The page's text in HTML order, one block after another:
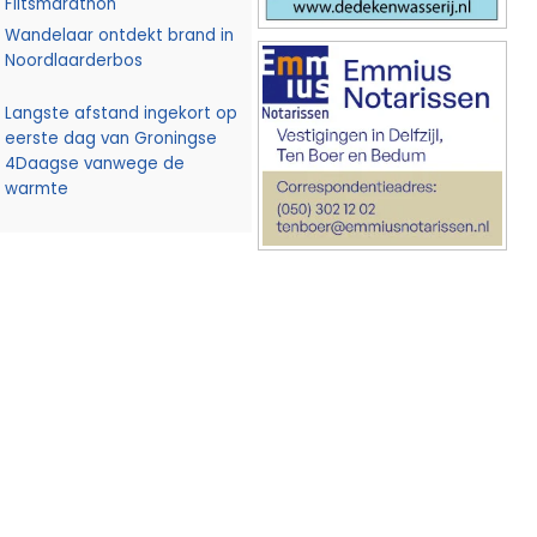
Wandelaar ontdekt brand in
Noordlaarderbos
Langste afstand ingekort op
eerste dag van Groningse
4Daagse vanwege de
warmte